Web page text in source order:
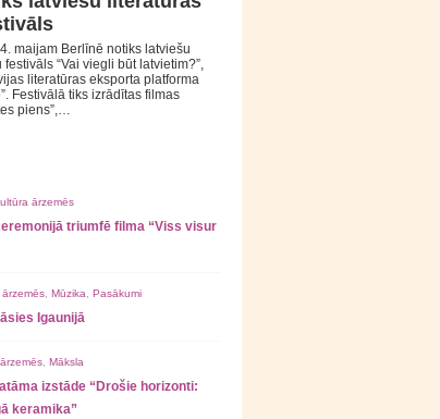
maijam Berlīnē notiks latviešu
festivāls “Vai viegli būt latvietim?”,
literatūras eksporta platforma
Festivālā tiks izrādītas filmas
piens”,…
ārzemēs
triumfē filma “Viss visur
Mūzika Pasākumi
Igaunijā
Māksla
izstāde “Drošie horizonti:
keramika”